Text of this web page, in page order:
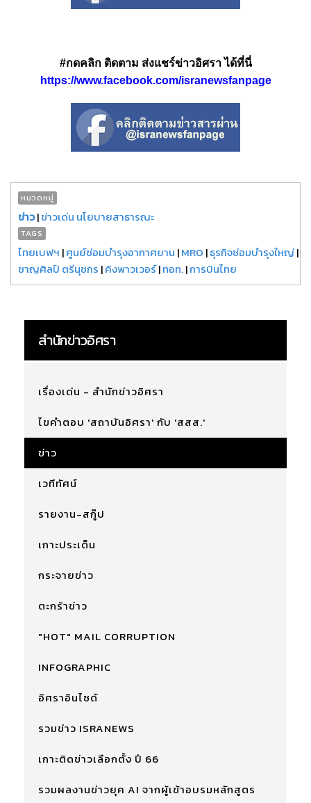
#กดคลิก ติดตาม ส่งแชร์ข่าวอิศรา ได้ที่นี่
https://www.facebook.com/isranewsfanpage
หมวดหมู่
ข่าว|ข่าวเด่น นโยบายสาธารณะ
TAGS
ไทยเบฟฯ |ศูนย์ซ่อมบำรุงอากาศยาน |MRO |ธุรกิจซ่อมบำรุงใหญ่|
ชาญศิลป์ ตรีนุชกร |คิงพาวเวอร์|ทอท.|การบินไทย
สำนักข่าวอิศรา
เรื่องเด่น - สำนักข่าวอิศรา
ไขคำตอบ 'สถาบันอิศรา' กับ 'สสส.'
ข่าว
เวทีทัศน์
รายงาน-สกู๊ป
เกาะประเด็น
กระจายข่าว
ตะกร้าข่าว
"HOT" MAIL CORRUPTION
INFOGRAPHIC
อิศราอินไซด์
รวมข่าว ISRANEWS
เกาะติดข่าวเลือกตั้ง ปี 66
รวมผลงานข่าวยุค AI จากผู้เข้าอบรมหลักสูตร